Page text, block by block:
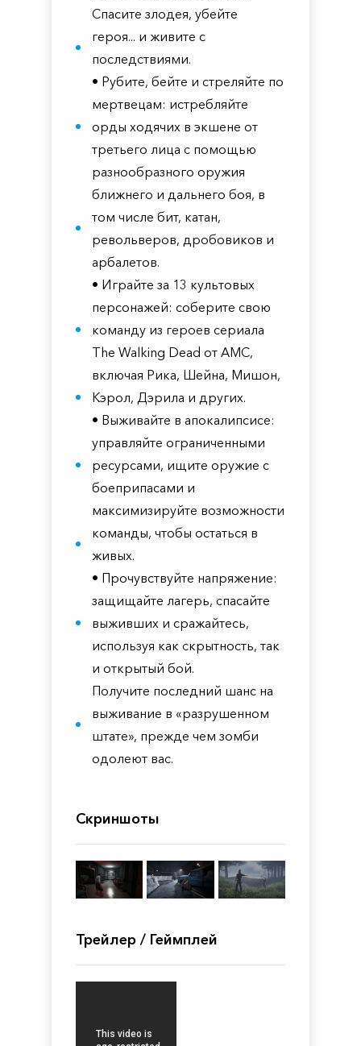
Спасите злодея, убейте
героя... и живите с
последствиями.
• Рубите, бейте и стреляйте по
мертвецам: истребляйте
орды ходячих в экшене от
третьего лица с помощью
разнообразного оружия
ближнего и дальнего боя, в
том числе бит, катан,
револьверов, дробовиков и
арбалетов.
• Играйте за 13 культовых
персонажей: соберите свою
команду из героев сериала
The Walking Dead от AMC,
включая Рика, Шейна, Мишон,
Кэрол, Дэрила и других.
• Выживайте в апокалипсисе:
управляйте ограниченными
ресурсами, ищите оружие с
боеприпасами и
максимизируйте возможности
команды, чтобы остаться в
живых.
• Прочувствуйте напряжение:
защищайте лагерь, спасайте
выживших и сражайтесь,
используя как скрытность, так
и открытый бой.
Получите последний шанс на
выживание в «разрушенном
штате», прежде чем зомби
одолеют вас.
Скриншоты
Трейлер / Геймплей